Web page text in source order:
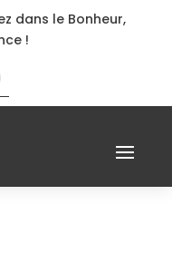
dans le Bonheur,
!